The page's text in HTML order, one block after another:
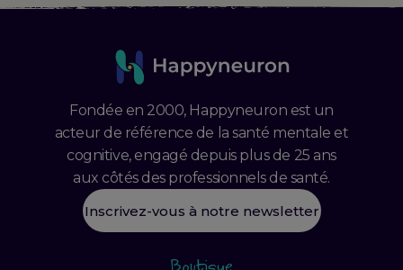
Fondée en 2000, Happyneuron est un
acteur de référence de la santé mentale et
cognitive, engagé depuis plus de 25 ans
aux côtés des professionnels de santé.
Inscrivez-vous à notre newsletter